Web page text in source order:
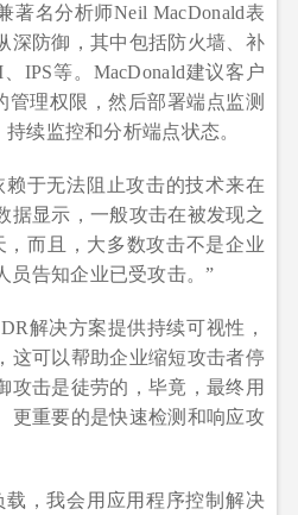
著名分析师Neil MacDonald表
深防御，其中包括防火墙、补
IPS等。MacDonald建议客户
管理权限，然后部署端点监测
续监控和分析端点状态。
赖于无法阻止攻击的技术来在
据显示，一般攻击在被发现之
，而且，大多数攻击不是企业
员告知企业已受攻击。”
解决方案提供持续可视性，
这可以帮助企业缩短攻击者停
攻击是徒劳的，毕竟，最终用
更重要的是快速检测和响应攻
载，我会用应用程序控制解决